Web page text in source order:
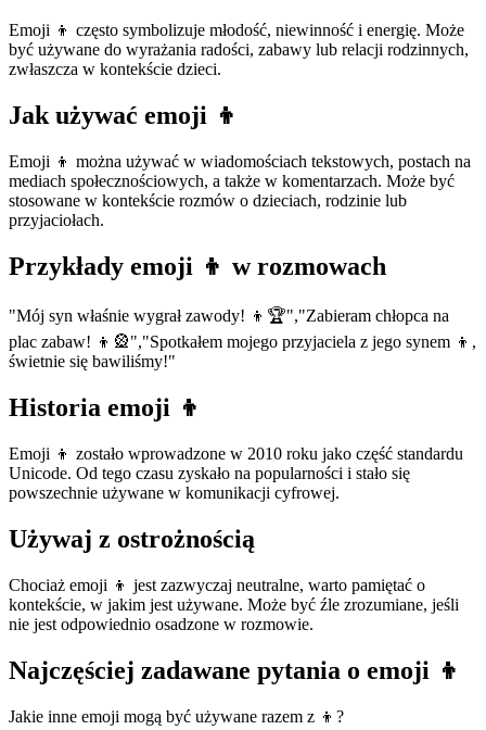
Emoji 👦 często symbolizuje młodość, niewinność i energię. Może
być używane do wyrażania radości, zabawy lub relacji rodzinnych,
zwłaszcza w kontekście dzieci.
Jak używać emoji 👦
Emoji 👦 można używać w wiadomościach tekstowych, postach na
mediach społecznościowych, a także w komentarzach. Może być
stosowane w kontekście rozmów o dzieciach, rodzinie lub
przyjaciołach.
Przykłady emoji 👦 w rozmowach
"Mój syn właśnie wygrał zawody! 👦🏆","Zabieram chłopca na
plac zabaw! 👦🎡","Spotkałem mojego przyjaciela z jego synem 👦,
świetnie się bawiliśmy!"
Historia emoji 👦
Emoji 👦 zostało wprowadzone w 2010 roku jako część standardu
Unicode. Od tego czasu zyskało na popularności i stało się
powszechnie używane w komunikacji cyfrowej.
Używaj z ostrożnością
Chociaż emoji 👦 jest zazwyczaj neutralne, warto pamiętać o
kontekście, w jakim jest używane. Może być źle zrozumiane, jeśli
nie jest odpowiednio osadzone w rozmowie.
Najczęściej zadawane pytania o emoji 👦
Jakie inne emoji mogą być używane razem z 👦?